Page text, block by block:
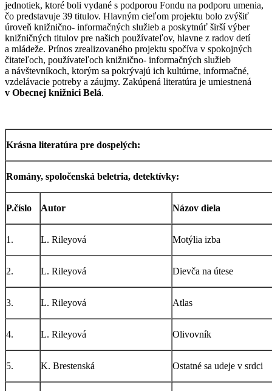
jednotiek, ktoré boli vydané s podporou Fondu na podporu umenia,
čo predstavuje 39 titulov. Hlavným cieľom projektu bolo zvýšiť
úroveň knižnično- informačných služieb a poskytnúť širší výber
knižničných titulov pre našich používateľov, hlavne z radov detí
a mládeže. Prínos zrealizovaného projektu spočíva v spokojných
čitateľoch, používateľoch knižnično- informačných služieb
a návštevníkoch, ktorým sa pokrývajú ich kultúrne, informačné,
vzdelávacie potreby a záujmy. Zakúpená literatúra je umiestnená
v Obecnej knižnici Belá.
Krásna literatúra pre dospelých:
Romány, spoločenská beletria, detektívky:
P.číslo Autor Názov diela
1. L. Rileyová Motýlia izba
2. L. Rileyová Dievča na útese
3. L. Rileyová Atlas
4. L. Rileyová Olivovník
5. K. Brestenská Ostatné sa udeje v srdci